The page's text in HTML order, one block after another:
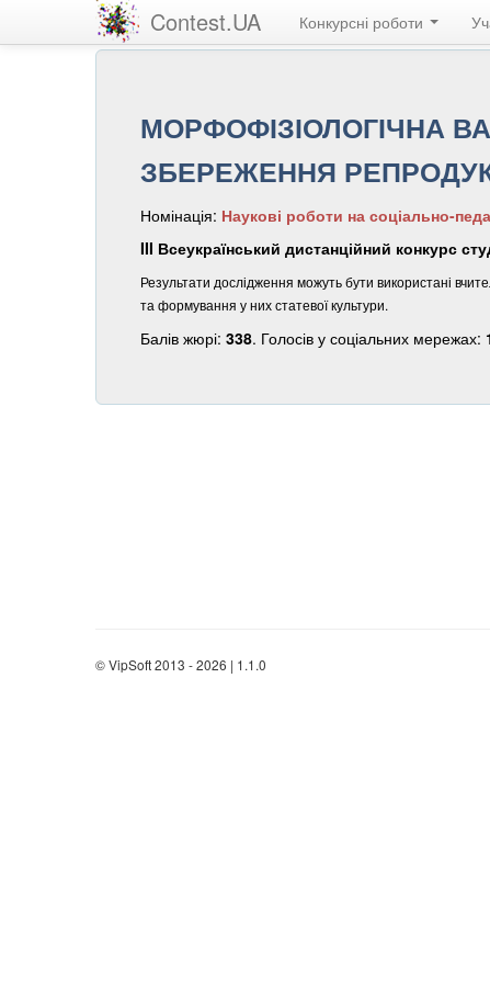
Contest.UA Конкурсні роботи
МОРФОФІЗІОЛОГІЧНА
ЗБЕРЕЖЕННЯ
Номінація: Наукові роботи на соціально-
III Всеукраїнський дистанційний конкурс
Результати дослідження можуть бути використані
та формування у них статевої культури.
Балів жюрі: 338. Голосів у соціальних мережах:
© VipSoft 2013 - 2026 | 1.1.0